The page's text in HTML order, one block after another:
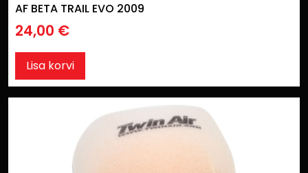
AF BETA TRAIL EVO 2009
24,00 €
Lisa korvi